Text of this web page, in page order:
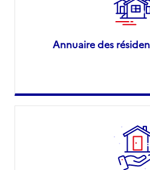
Annuaire des